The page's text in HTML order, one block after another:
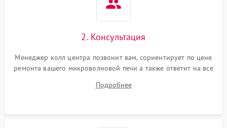
2. Консультация
Менеджер колл центра позвонит вам, сориентирует по цене
ремонта вашего микроволновой печи а также ответит на все
Подробнее